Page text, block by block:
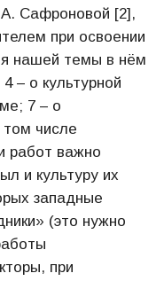
Сафроновой [2],
при освоении
нашей темы в нём
– о культурной
7 – о
том числе
работ важно
и культуру их
западные
(это нужно
при